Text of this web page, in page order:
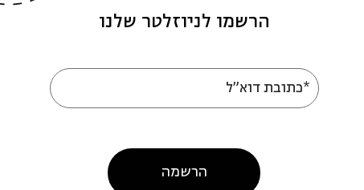
לחלוטין. בישראל המדינה היתה תחת התקפה, שאף
זינקה בין הערים השונות שהרקטות כוונו לעברן –
המסלול של הרקטה מגבול הרצועה, את הסירנות שבאו
שרצים למקלט, ולעתים קרובות, אף את היירוט של
רגעים של חרדה עמוקה, שאחריה באה הקלה, שוב ושוב,
הערוצים הישראלים, ששיתפו פעולה עם פיקוד העורף
שציינו איזה אזור נמצא תחת התקפה, ומכיוון שבחלק
חזקות מספיק, המידע התברר כמציל חיים.
הרשמו לניוזלטר שלנו
*כתובת דוא"ל
הרשמה